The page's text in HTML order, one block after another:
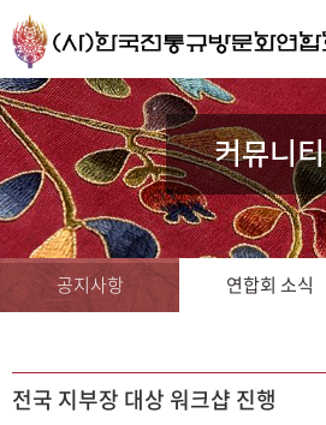
커뮤니티
공지사항 연합회 소식
전국 지부장 대상 워크샵 진행